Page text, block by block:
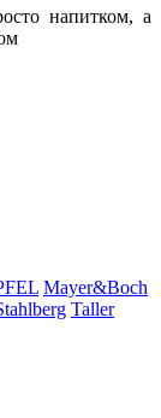
напитком, а
Mayer&Boch
Taller